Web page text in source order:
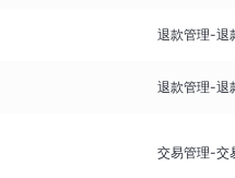
退款管理-退
退款管理-退
交易管理-交